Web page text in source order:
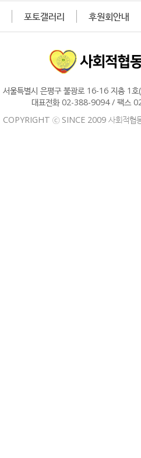
포토갤러리 후원회안내
서울특별시 은평구 불광로 16-16 지층 1
대표전화 02-388-9094 / 팩스
COPYRIGHT ⓒ SINCE 2009 사회적협